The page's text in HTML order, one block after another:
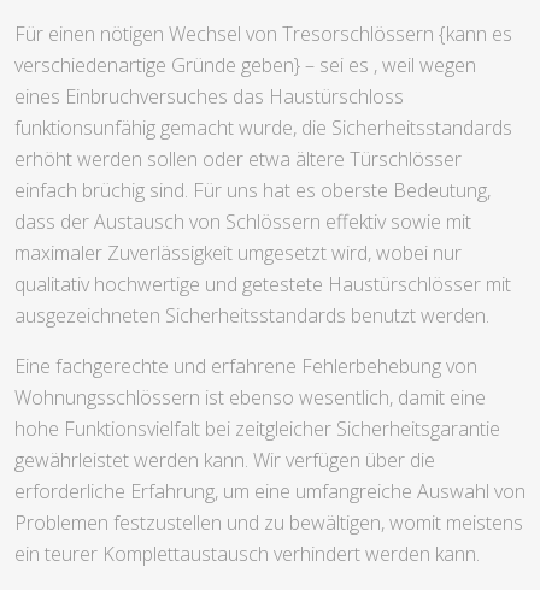
Für einen nötigen Wechsel von Tresorschlössern {kann es
verschiedenartige Gründe geben} – sei es , weil wegen
eines Einbruchversuches das Haustürschloss
funktionsunfähig gemacht wurde, die Sicherheitsstandards
erhöht werden sollen oder etwa ältere Türschlösser
einfach brüchig sind. Für uns hat es oberste Bedeutung,
dass der Austausch von Schlössern effektiv sowie mit
maximaler Zuverlässigkeit umgesetzt wird, wobei nur
qualitativ hochwertige und getestete Haustürschlösser mit
ausgezeichneten Sicherheitsstandards benutzt werden.
Eine fachgerechte und erfahrene Fehlerbehebung von
Wohnungsschlössern ist ebenso wesentlich, damit eine
hohe Funktionsvielfalt bei zeitgleicher Sicherheitsgarantie
gewährleistet werden kann. Wir verfügen über die
erforderliche Erfahrung, um eine umfangreiche Auswahl von
Problemen festzustellen und zu bewältigen, womit meistens
ein teurer Komplettaustausch verhindert werden kann.